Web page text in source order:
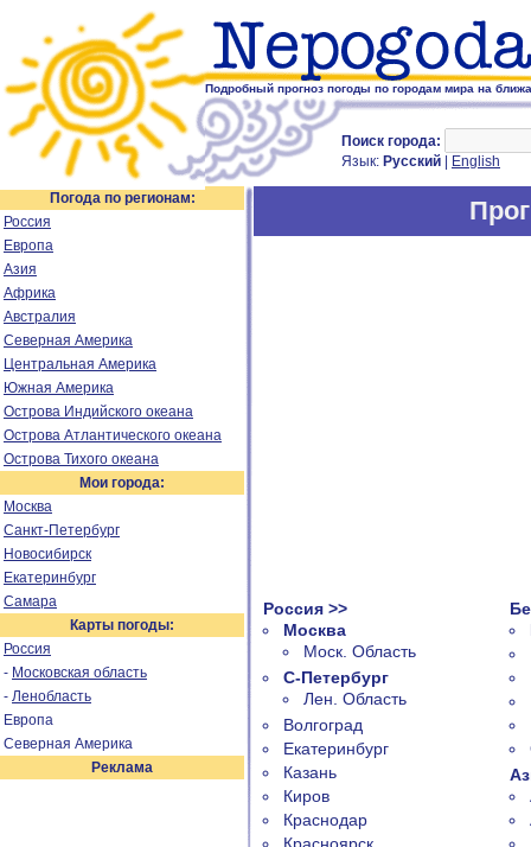
Подробный прогноз погоды по городам мира на
Поиск города:
Язык: Русский English
Погода по регионам:
Россия
Европа
Азия
Африка
Австралия
Северная Америка
Центральная Америка
Южная Америка
Острова Индийского океана
Острова Атлантического океана
Острова Тихого океана
Мои города:
Москва
Санкт-Петербург
Новосибирск
Екатеринбург
Самара
Карты погоды:
Россия
- Московская область
- Ленобласть
Европа
Северная Америка
Реклама
Россия >>
Москва
Моск. Область
С-Петербург
Лен. Область
Волгоград
Екатеринбург
Казань
Киров
Краснодар